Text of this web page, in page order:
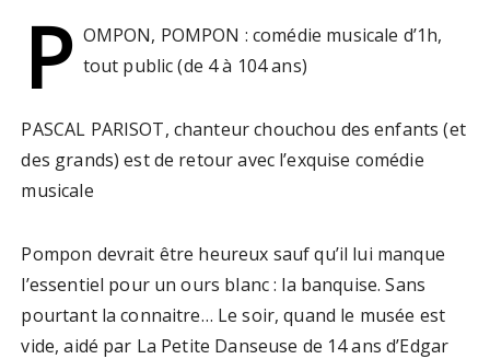
P OMPON, POMPON : comédie musicale d’1h,
tout public (de 4 à 104 ans)
PASCAL PARISOT, chanteur chouchou des enfants (et
des grands) est de retour avec l’exquise comédie
musicale
Pompon devrait être heureux sauf qu’il lui manque
l’essentiel pour un ours blanc : la banquise. Sans
pourtant la connaitre… Le soir, quand le musée est
vide, aidé par La Petite Danseuse de 14 ans d’Edgar